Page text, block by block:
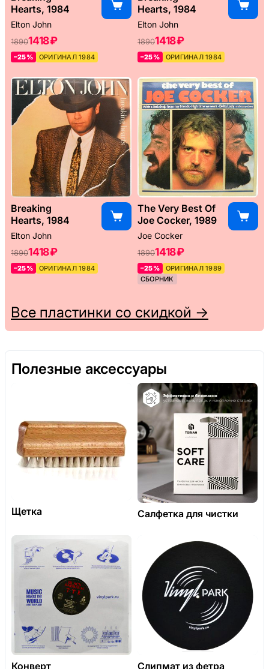
Hearts, 1984
Elton John
18901418 ₽
–25% ОРИГИНАЛ 1984
Hearts, 1984
Elton John
18901418 ₽
–25% ОРИГИНАЛ 1984
Breaking
Hearts, 1984
Elton John
18901418 ₽
–25% ОРИГИНАЛ 1984
The Very Best Of
Joe Cocker, 1989
Joe Cocker
18901418 ₽
–25%
ОРИГИНАЛ 1989
СБОРНИК
Все пластинки со скидкой →
Полезные аксессуары
Щетка Салфетка для чистки
Конверт Слипмат из фетра